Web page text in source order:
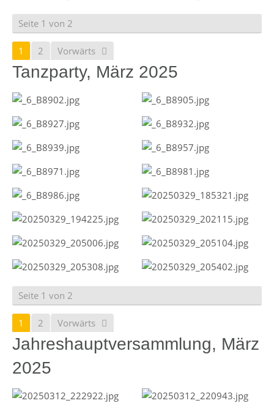
Seite 1 von 2
1 2 Vorwärts
Tanzparty, März 2025
Seite 1 von 2
1 2 Vorwärts
Jahreshauptversammlung, März
2025